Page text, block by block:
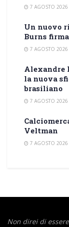
7 AGOSTO 2026
Un nuovo
Burns
7 AGOSTO 2026
Alexandre
la nuova
brasiliano
7 AGOSTO 2026
Veltman
7 AGOSTO 2026
Non direi di